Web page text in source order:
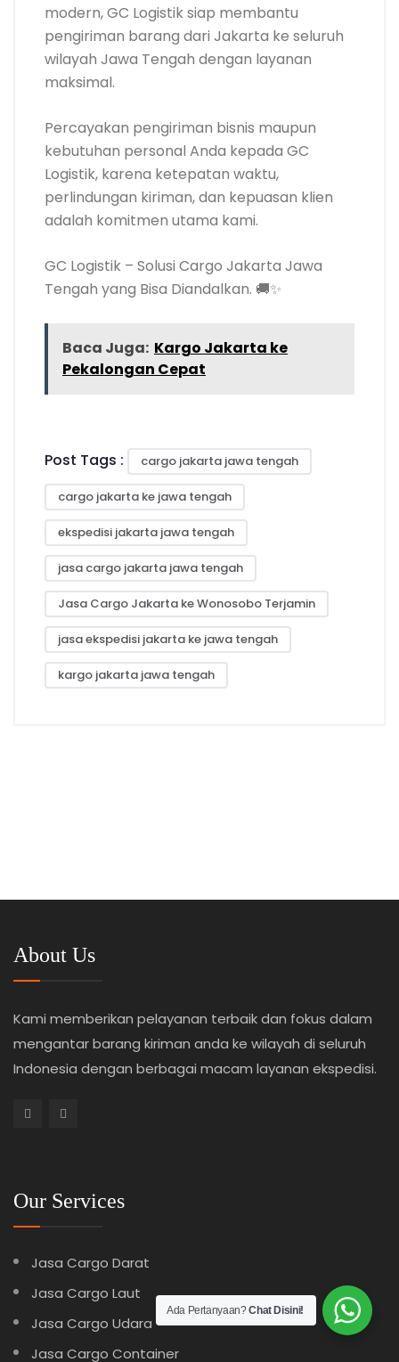
modern, GC Logistik siap membantu
pengiriman barang dari Jakarta ke seluruh
wilayah Jawa Tengah dengan layanan
maksimal.
Percayakan pengiriman bisnis maupun
kebutuhan personal Anda kepada GC
Logistik, karena ketepatan waktu,
perlindungan kiriman, dan kepuasan klien
adalah komitmen utama kami.
GC Logistik – Solusi Cargo Jakarta Jawa
Tengah yang Bisa Diandalkan. 🚚✨
Baca Juga: Kargo Jakarta ke
Pekalongan Cepat
Post Tags : cargo jakarta jawa tengah
cargo jakarta ke jawa tengah
ekspedisi jakarta jawa tengah
jasa cargo jakarta jawa tengah
Jasa Cargo Jakarta ke Wonosobo Terjamin
jasa ekspedisi jakarta ke jawa tengah
kargo jakarta jawa tengah
About Us
Kami memberikan pelayanan terbaik dan fokus dalam
mengantar barang kiriman anda ke wilayah di seluruh
Indonesia dengan berbagai macam layanan ekspedisi.
Our Services
Jasa Cargo Darat
Jasa Cargo Laut
Jasa Cargo Udara
Jasa Cargo Container
Ada Pertanyaan?Chat Disini!